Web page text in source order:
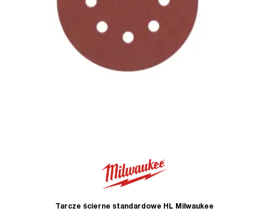
Tarcze ścierne standardowe HL Milwaukee